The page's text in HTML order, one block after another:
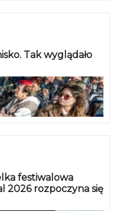
Tak wyglądało
festiwalowa
2026 rozpoczyna się